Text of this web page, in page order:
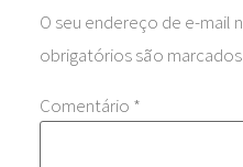
O seu endereço de e-mail
obrigatórios são
Comentário *